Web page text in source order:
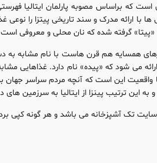
که براساس مصوبه پارلمان ایتالیا
با ارائه مدرک و سند تاریخی پیتزا را
«پیتا» گرفته شده که نان محلی و معروفی
همسایه هم قرن هاست با نام مشابه
می شود که «پیده» نام دارد. غذاهایی
واقعیت این است که آنچه مردم سراسر جهان
به این ترتیب پینزا از ایتالیا به سرزمین
تک آشپزخانه می باشد و هر گونه کپی